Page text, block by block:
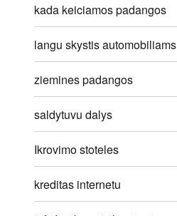
kada keiciamos padangos
langu skystis automobiliams
ziemines padangos
saldytuvu dalys
Ikrovimo stoteles
kreditas internetu